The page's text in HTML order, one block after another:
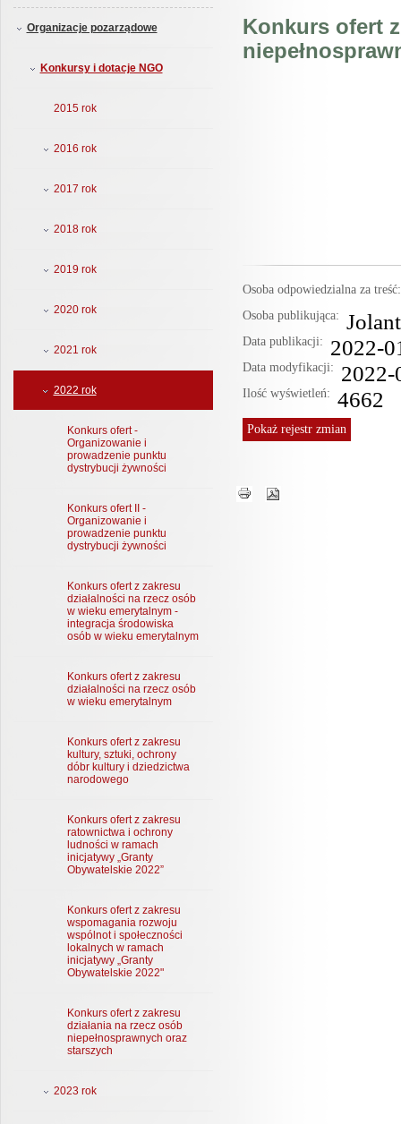
Organizacje pozarządowe
Konkursy i dotacje NGO
2015 rok
2016 rok
2017 rok
2018 rok
2019 rok
2020 rok
2021 rok
2022 rok
Konkurs ofert -
Organizowanie i
prowadzenie punktu
dystrybucji żywności
Konkurs ofert II -
Organizowanie i
prowadzenie punktu
dystrybucji żywności
Konkurs ofert z zakresu
działalności na rzecz osób
w wieku emerytalnym -
integracja środowiska
osób w wieku emerytalnym
Konkurs ofert z zakresu
działalności na rzecz osób
w wieku emerytalnym
Konkurs ofert z zakresu
kultury, sztuki, ochrony
dóbr kultury i dziedzictwa
narodowego
Konkurs ofert z zakresu
ratownictwa i ochrony
ludności w ramach
inicjatywy „Granty
Obywatelskie 2022”
Konkurs ofert z zakresu
wspomagania rozwoju
wspólnot i społeczności
lokalnych w ramach
inicjatywy „Granty
Obywatelskie 2022"
Konkurs ofert z zakresu
działania na rzecz osób
niepełnosprawnych oraz
starszych
2023 rok
Konkurs ofert
Osoba odpowiedzialna za
Osoba publikująca:
Data publikacji: 2022-
Data modyfikacji: 2022-
Ilość wyświetleń: 4662
Pokażrejestr zmian